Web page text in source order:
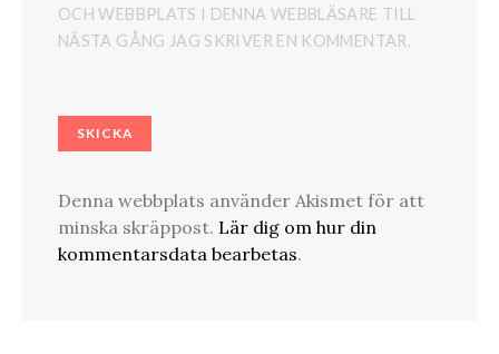
OCH WEBBPLATS I DENNA WEBBLÄSARE TILL
NÄSTA GÅNG JAG SKRIVER EN KOMMENTAR.
Denna webbplats använder Akismet för att
minska skräppost. Lär dig om hur din
kommentarsdata bearbetas.